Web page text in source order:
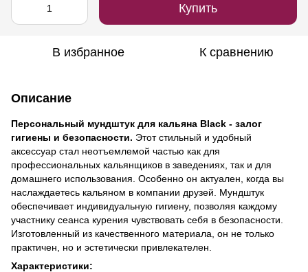
Купить
В избранное К сравнению
Описание
Персональный мундштук для кальяна Black - залог
гигиены и безопасности. Этот стильный и удобный
аксессуар стал неотъемлемой частью как для
профессиональных кальянщиков в заведениях, так и для
домашнего использования. Особенно он актуален, когда вы
наслаждаетесь кальяном в компании друзей. Мундштук
обеспечивает индивидуальную гигиену, позволяя каждому
участнику сеанса курения чувствовать себя в безопасности.
Изготовленный из качественного материала, он не только
практичен, но и эстетически привлекателен.
Характеристики: